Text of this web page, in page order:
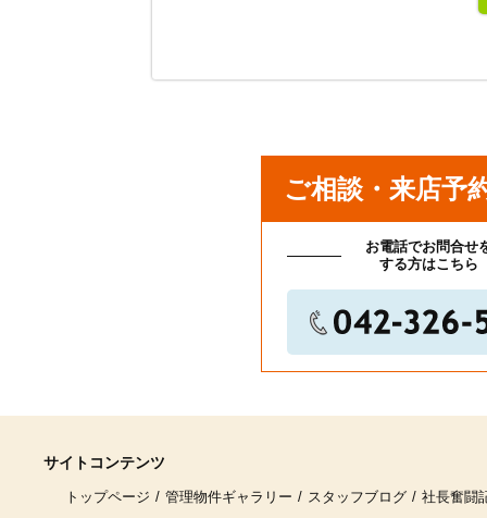
ご相談・来店予
お電話でお問合せ
する方はこちら
サイトコンテンツ
トップページ 管理物件ギャラリー スタッフブログ 社長奮闘